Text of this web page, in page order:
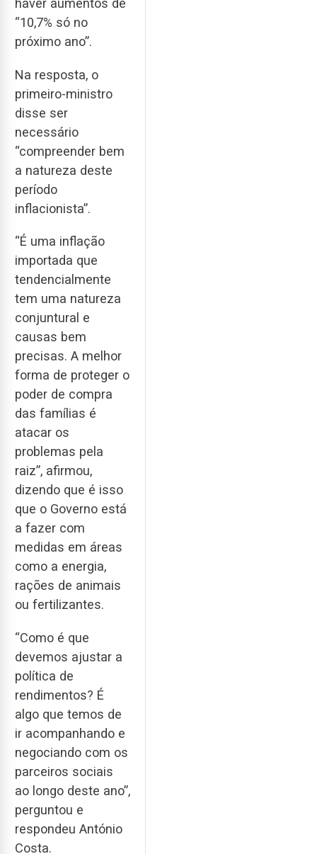
haver aumentos de
“10,7% só no
próximo ano”.
Na resposta, o
primeiro-ministro
disse ser
necessário
“compreender bem
a natureza deste
período
inflacionista”.
“É uma inflação
importada que
tendencialmente
tem uma natureza
conjuntural e
causas bem
precisas. A melhor
forma de proteger o
poder de compra
das famílias é
atacar os
problemas pela
raiz”, afirmou,
dizendo que é isso
que o Governo está
a fazer com
medidas em áreas
como a energia,
rações de animais
ou fertilizantes.
“Como é que
devemos ajustar a
política de
rendimentos? É
algo que temos de
ir acompanhando e
negociando com os
parceiros sociais
ao longo deste ano”,
perguntou e
respondeu António
Costa.